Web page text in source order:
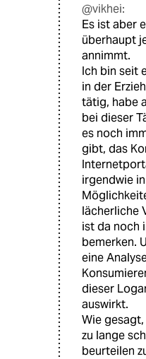
@vikhei:
Es ist aber
überhaupt
annimmt.
Ich bin seit
in der
tätig, habe
bei dieser
es noch
gibt, das
irgendwie
lächerliche
ist da noch
bemerken.
eine
dieser
auswirkt.
Wie
zu lange
beurteilen